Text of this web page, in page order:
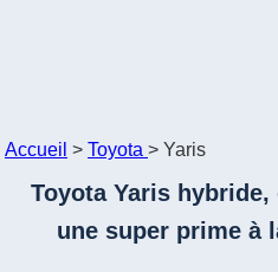
Accueil > Toyota > Yaris
Toyota Yaris
une super prime à